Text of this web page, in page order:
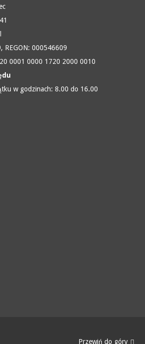
REGON: 000546609
0001 0000 1720 2000 0010
w godzinach: 8.00 do 16.00
Przewiń do góry